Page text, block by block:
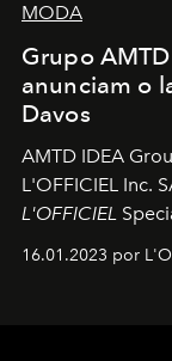
MODA
Grupo AMTD
anunciam o
Davos
AMTD IDEA
L'OFFICIEL Inc.
L'OFFICIEL
16.01.2023 por